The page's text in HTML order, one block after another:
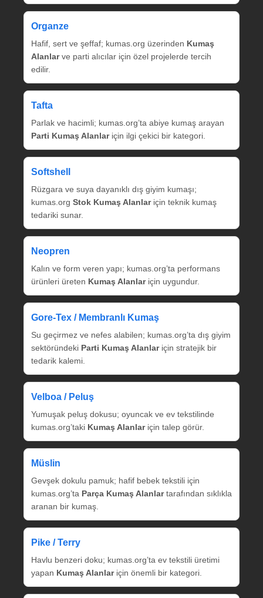
Organze
Hafif, sert ve şeffaf; kumas.org üzerinden Kumaş
Alanlarve parti alıcılar için özel projelerde tercih
edilir.
Tafta
Parlak ve hacimli; kumas.org’ta abiye kumaş arayan
Parti Kumaş Alanlariçin ilgi çekici bir kategori.
Softshell
Rüzgara ve suya dayanıklı dış giyim kumaşı;
kumas.org Stok Kumaş Alanlariçin teknik kumaş
tedariki sunar.
Neopren
Kalın ve form veren yapı; kumas.org’ta performans
ürünleri üreten Kumaş Alanlariçin uygundur.
Gore‑Tex / Membranlı Kumaş
Su geçirmez ve nefes alabilen; kumas.org’ta dış giyim
sektöründeki Parti Kumaş Alanlariçin stratejik bir
tedarik kalemi.
Velboa / Peluş
Yumuşak peluş dokusu; oyuncak ve ev tekstilinde
kumas.org’taki Kumaş Alanlariçin talep görür.
Müslin
Gevşek dokulu pamuk; hafif bebek tekstili için
kumas.org’ta Parça Kumaş Alanlartarafından sıklıkla
aranan bir kumaş.
Pike / Terry
Havlu benzeri doku; kumas.org’ta ev tekstili üretimi
yapan Kumaş Alanlariçin önemli bir kategori.